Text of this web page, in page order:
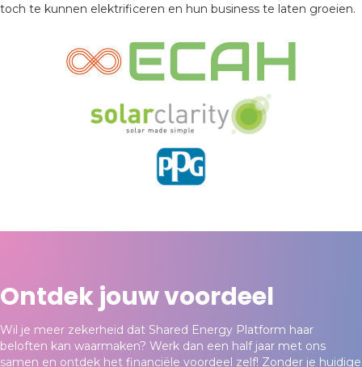
toch te kunnen elektrificeren en hun business te laten groeien.
Ontdek jouw voordeel
Wil je meer zekerheid dat Shared Energy Platform haar
beloften kan waarmaken? Werk dan een half jaar met ons
samen en ontdek het financiële voordeel zelf! Zonder je huidige